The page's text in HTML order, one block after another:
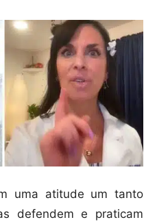
uma atitude um tanto
defendem e praticam